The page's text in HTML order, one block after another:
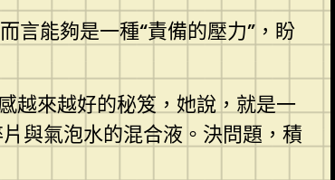
言能夠是一種“責備的壓力”，盼
越來越好的秘笈，她說，就是一
與氣泡水的混合液。決問題，積